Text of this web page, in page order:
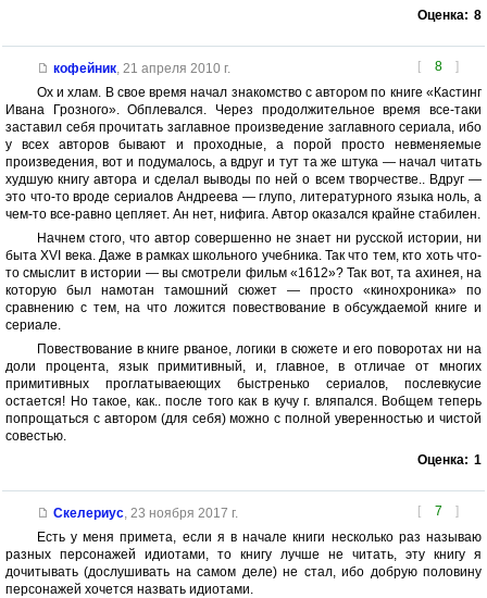
Оценка: 8
[ 8 ]
кофейник, 21 апреля 2010 г.
Ох и хлам. В свое время начал знакомство с автором по книге «Кастинг
Ивана Грозного». Обплевался. Через продолжительное время все-таки
заставил себя прочитать заглавное произведение заглавного сериала, ибо
у всех авторов бывают и проходные, а порой просто невменяемые
произведения, вот и подумалось, а вдруг и тут та же штука — начал читать
худшую книгу автора и сделал выводы по ней о всем творчестве.. Вдруг —
это что-то вроде сериалов Андреева — глупо, литературного языка ноль, а
чем-то все-равно цепляет. Ан нет, нифига. Автор оказался крайне стабилен.
Начнем стого, что автор совершенно не знает ни русской истории, ни
быта XVI века. Даже в рамках школьного учебника. Так что тем, кто хоть что-
то смыслит в истории — вы смотрели фильм «1612»? Так вот, та ахинея, на
которую был намотан тамошний сюжет — просто «кинохроника» по
сравнению с тем, на что ложится повествование в обсуждаемой книге и
сериале.
Повествование в книге рваное, логики в сюжете и его поворотах ни на
доли процента, язык примитивный, и, главное, в отличае от многих
примитивных проглатываеющих быстренько сериалов, послевкусие
остается! Но такое, как.. после того как в кучу г. вляпался. Вобщем теперь
попрощаться с автором (для себя) можно с полной уверенностью и чистой
совестью.
Оценка: 1
[ 7 ]
Скелериус, 23 ноября 2017 г.
Есть у меня примета, если я в начале книги несколько раз называю
разных персонажей идиотами, то книгу лучше не читать, эту книгу я
дочитывать (дослушивать на самом деле) не стал, ибо добрую половину
персонажей хочется назвать идиотами.